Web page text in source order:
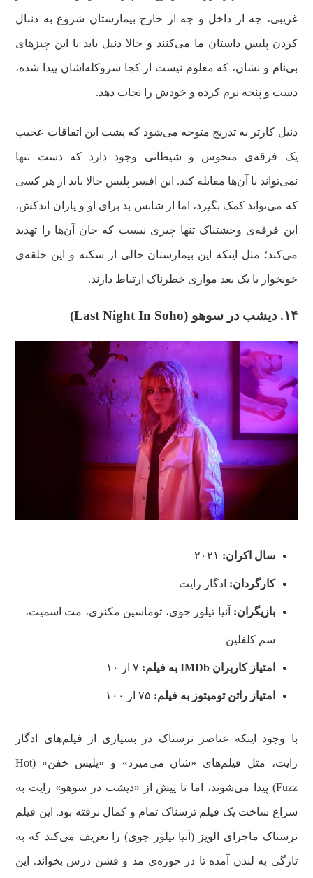
غریبی، چه از داخل و چه از خارج بیمارستان شروع به دنبال
کردن پلیس داستان ما می‌کنند و حالا دنیل باید با این چیزهای
بی‌نام و نشان، که معلوم نیست از کجا سروکله‌اشان پیدا شده،
دست و پنجه نرم کرده و خودش را نجات دهد.
دنیل کارتر به تدریج متوجه می‌شود که پشت این اتفاقات عجیب
یک فرقه‌ی منحوس و شیطانی وجود دارد که دست تنها
نمی‌تواند با آن‌ها مقابله کند. این افسر پلیس حالا باید از هر کسی
که می‌تواند کمک بگیرد، اما از شانس بد برای او و یاران اندکش،
این فرقه‌ی وحشتناک تنها چیزی نیست که جان آن‌ها را تهدید
می‌کند؛ مثل اینکه این بیمارستان خالی از سکنه و این حلقه‌ی
خونخوار با یک بعد موازی خطرناک ارتباط دارند.
۱۴. دیشب در سوهو (Last Night In Soho)
سال اکران:
کارگردان: ادگار رایت
بازیگران: آنیا تیلور جوی، توماسین مکنزی، مت اسمیت،
سم کلفلین
امتیاز کاربران IMDbبه فیلم:
امتیاز راتن تومیتوز به فیلم:
با وجود اینکه عناصر ترسناک در بسیاری از فیلم‌های ادگار
رایت، مثل فیلم‌های «شان می‌میرد» و «پلیس خفن» (Hot
Fuzz) پیدا می‌شوند، اما تا پیش از «دیشب در سوهو» رایت به
سراغ ساخت یک فیلم ترسناک تمام و کمال نرفته بود. این فیلم
ترسناک ماجرای الویز (آنیا تیلور جوی) را تعریف می‌کند که به
تازگی به لندن آمده تا در حوزه‌ی مد و فشن درس بخواند. این